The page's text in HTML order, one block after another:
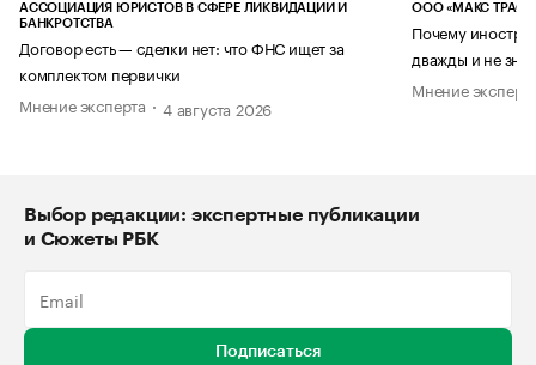
АССОЦИАЦИЯ ЮРИСТОВ В СФЕРЕ ЛИКВИДАЦИИ И
БАНКРОТСТВА
Договор есть — сделки нет: что ФНС ищет за
комплектом первички
Мнение эксперта
4 августа 2026
ООО «МАКС ТРАСТ»
Почему
дважды и не
Мнение
Выбор редакции: экспертные публикации
и Сюжеты РБК
Подписаться